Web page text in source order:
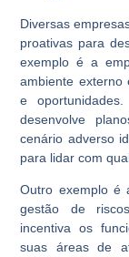
Diversas
proativas para
exemplo é a
ambiente externo
e
desenvolve
cenário adverso
para lidar com
Outro exemplo é
gestão de
incentiva os
suas áreas de